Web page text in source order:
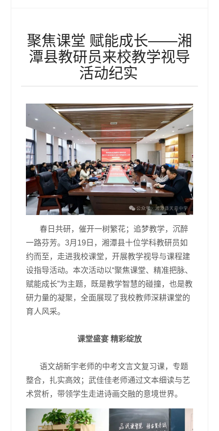
聚焦课堂 赋能成长——湘
潭县教研员来校教学视导
活动纪实
春日共研，催开一树繁花；追梦教学，沉醉
一路芬芳。3月19日，湘潭县十位学科教研员如
约而至，走进我校课堂，开展教学视导与课程建
设指导活动。本次活动以“聚焦课堂、精准把脉、
赋能成长”为主题，既是教学智慧的碰撞，也是教
研力量的凝聚，全面展现了我校教师深耕课堂的
育人风采。
课堂盛宴 精彩绽放
语文胡新宇老师的中考文言文复习课，专题
整合，扎实高效；武佳佳老师通过文本细读与艺
术赏析，带领学生走进诗画交融的意境世界。